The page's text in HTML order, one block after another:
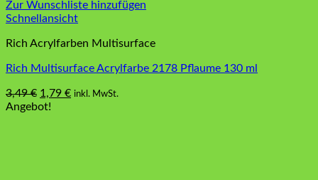
Zur Wunschliste hinzufügen
Schnellansicht
Rich Acrylfarben Multisurface
Rich Multisurface Acrylfarbe 2178 Pflaume 130 ml
3,49€ Ursprünglicher
Preis
1,79 €Aktueller
inkl. MwSt.
Angebot!